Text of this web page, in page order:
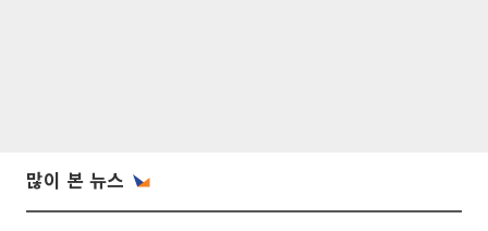
많이 본 뉴스